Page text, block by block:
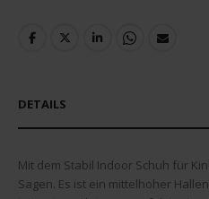
DETAILS
Mit dem Stabil Indoor Schuh für
Sagen. Es ist ein mittelhoher